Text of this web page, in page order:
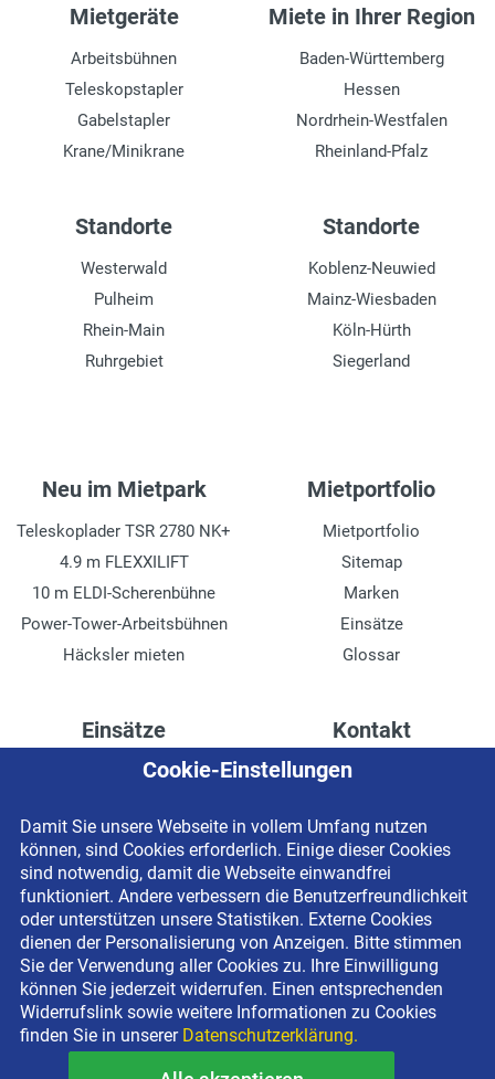
Motorleistung in PS
218 PS
Bereifung
445/65 R 22,5
350 bar
Niveauausgleich
600 kg
Mietgeräte
Arbeitsbühnen
Teleskopstapler
Gabelstapler
Krane/Minikrane
Miete in Ihrer Region
Baden-Württemberg
Hessen
Nordrhein-Westfalen
Rheinland-Pfalz
Standorte
Westerwald
Pulheim
Rhein-Main
Ruhrgebiet
Standorte
Koblenz-Neuwied
Mainz-Wiesbaden
Köln-Hürth
Siegerland
Neu im Mietpark
Teleskoplader TSR 2780 NK+
4.9 m FLEXXILIFT
10 m ELDI-Scherenbühne
Power-Tower-Arbeitsbühnen
Häcksler mieten
Mietportfolio
Mietportfolio
Sitemap
Marken
Einsätze
Glossar
Einsätze
Höhenzugang für
Drainage verlegen
Fassadenreinigung
Terrasse anlegen
Ladenbau
Kontakt
Kontaktformular
Impressum
Datenschutzerklärung
Newsletter-Anmeldung
Cookie-Einstellungen
Damit Sie unsere Webseite in vollem Umfang nutzen
können, sind Cookies erforderlich. Einige dieser Cookies
sind notwendig, damit die Webseite einwandfrei
funktioniert. Andere verbessern die Benutzerfreundlichkeit
oder unterstützen unsere Statistiken. Externe Cookies
dienen der Personalisierung von Anzeigen. Bitte stimmen
Sie der Verwendung aller Cookies zu. Ihre Einwilligung
können Sie jederzeit widerrufen. Einen entsprechenden
Widerrufslink sowie weitere Informationen zu Cookies
finden Sie in unserer Datenschutzerklärung.